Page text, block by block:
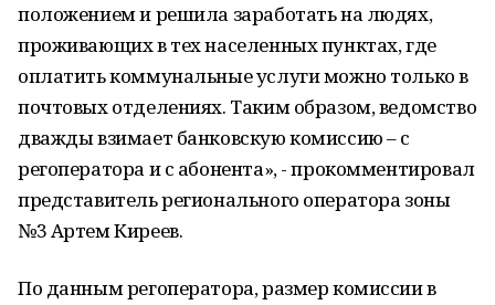
положением и решила заработать на людях,
проживающих в тех населенных пунктах, где
оплатить коммунальные услуги можно только в
почтовых отделениях. Таким образом, ведомство
дважды взимает банковскую комиссию – с
регоператора и с абонента», - прокомментировал
представитель регионального оператора зоны
№3 Артем Киреев.
По данным регоператора, размер комиссии в